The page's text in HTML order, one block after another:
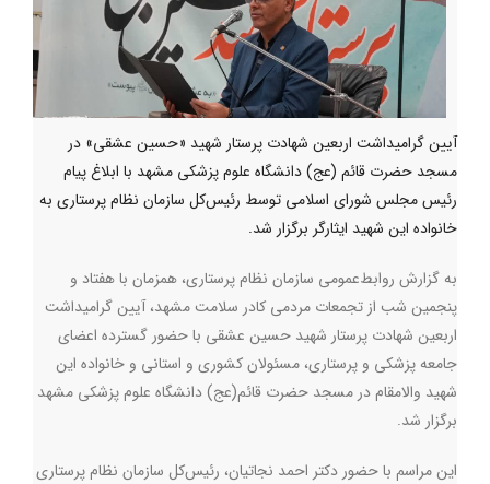
آیین گرامیداشت اربعین شهادت پرستار شهید «حسین عشقی» در
مسجد حضرت قائم (عج) دانشگاه علوم پزشکی مشهد با ابلاغ پیام
رئیس مجلس شورای اسلامی توسط رئیس‌کل سازمان نظام پرستاری به
خانواده این شهید ایثارگر برگزار شد.
به گزارش روابط‌عمومی سازمان نظام‌ پرستاری، همزمان با هفتاد و
پنجمین شب از تجمعات مردمی کادر سلامت مشهد، آیین گرامیداشت
اربعین شهادت پرستار شهید حسین عشقی با حضور گسترده اعضای
جامعه پزشکی و پرستاری، مسئولان کشوری و استانی و خانواده این
شهید والامقام در مسجد حضرت قائم(عج) دانشگاه علوم پزشکی مشهد
برگزار شد.
این مراسم با حضور دکتر احمد نجاتیان، رئیس‌کل سازمان نظام پرستاری